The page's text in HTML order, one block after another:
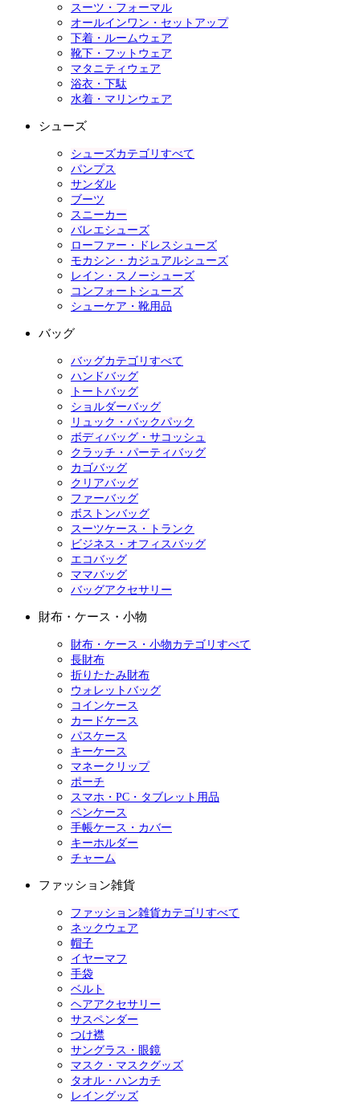
スーツ・フォーマル
オールインワン・セットアップ
下着・ルームウェア
靴下・フットウェア
マタニティウェア
浴衣・下駄
水着・マリンウェア
シューズ
シューズカテゴリすべて
パンプス
サンダル
ブーツ
スニーカー
バレエシューズ
ローファー・ドレスシューズ
モカシン・カジュアルシューズ
レイン・スノーシューズ
コンフォートシューズ
シューケア・靴用品
バッグ
バッグカテゴリすべて
ハンドバッグ
トートバッグ
ショルダーバッグ
リュック・バックパック
ボディバッグ・サコッシュ
クラッチ・パーティバッグ
カゴバッグ
クリアバッグ
ファーバッグ
ボストンバッグ
スーツケース・トランク
ビジネス・オフィスバッグ
エコバッグ
ママバッグ
バッグアクセサリー
財布・ケース・小物
財布・ケース・小物カテゴリすべて
長財布
折りたたみ財布
ウォレットバッグ
コインケース
カードケース
パスケース
キーケース
マネークリップ
ポーチ
スマホ・PC・タブレット用品
ペンケース
手帳ケース・カバー
キーホルダー
チャーム
ファッション雑貨
ファッション雑貨カテゴリすべて
ネックウェア
帽子
イヤーマフ
手袋
ベルト
ヘアアクセサリー
サスペンダー
つけ襟
サングラス・眼鏡
マスク・マスクグッズ
タオル・ハンカチ
レイングッズ